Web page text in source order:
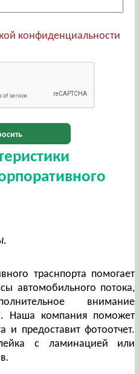
конфиденциальности
траснпорта помогает
автомобильного потока,
внимание
Наша компания поможет
и предоставит фотоотчет.
с ламинацией или